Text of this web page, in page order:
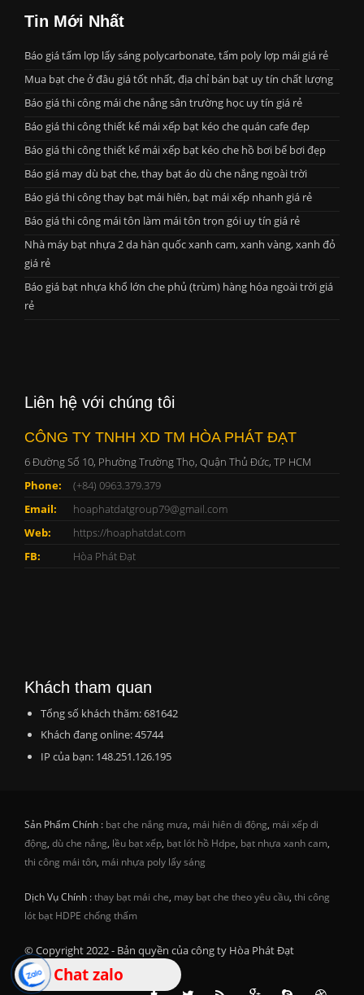
Chat zalo
Tin Mới Nhất
Báo giá tấm lợp lấy sáng polycarbonate, tấm poly lợp mái giá rẻ
Mua bạt che ở đâu giá tốt nhất, địa chỉ bán bạt uy tín chất lượng
Báo giá thi công mái che nắng sân trường học uy tín giá rẻ
Báo giá thi công thiết kế mái xếp bạt kéo che quán cafe đẹp
Báo giá thi công thiết kế mái xếp bạt kéo che hồ bơi bể bơi đẹp
Báo giá may dù bạt che, thay bạt áo dù che nắng ngoài trời
Báo giá thi công thay bạt mái hiên, bạt mái xếp nhanh giá rẻ
Báo giá thi công mái tôn làm mái tôn trọn gói uy tín giá rẻ
Nhà máy bạt nhựa 2 da hàn quốc xanh cam, xanh vàng, xanh đỏ
giá rẻ
Báo giá bạt nhựa khổ lớn che phủ (trùm) hàng hóa ngoài trời giá
rẻ
Liên hệ với chúng tôi
CÔNG TY TNHH XD TM HÒA PHÁT ĐẠT
6 Đường Số 10, Phường Trường Thọ, Quận Thủ Đức, TP HCM
Phone:
(+84) 0963.379.379
Email:
hoaphatdatgroup79@gmail.com
Web:
https://hoaphatdat.com
FB:
Hòa Phát Đạt
Khách tham quan
Tổng số khách thăm: 681642
Khách đang online: 45744
IP của bạn: 148.251.126.195
Sản Phẩm Chính : bạt che nắng mưa, mái hiên di động, mái xếp di
động, dù che nắng, lều bạt xếp, bạt lót hồ Hdpe, bạt nhựa xanh cam,
thi công mái tôn, mái nhựa poly lấy sáng
Dịch Vụ Chính :thay bạt mái che, may bạt che theo yêu cầu, thi công
lót bạt HDPE chống thấm
© Copyright 2022 - Bản quyền của công ty Hòa Phát Đạt